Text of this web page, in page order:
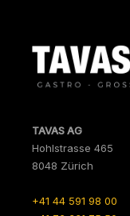
TAVAS AG
Hohlstrasse 465
8048 Zürich
+41 44 591 98 00